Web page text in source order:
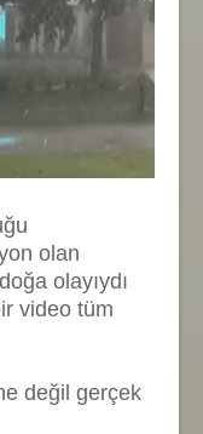
olan
olayıydı
video tüm
değil gerçek